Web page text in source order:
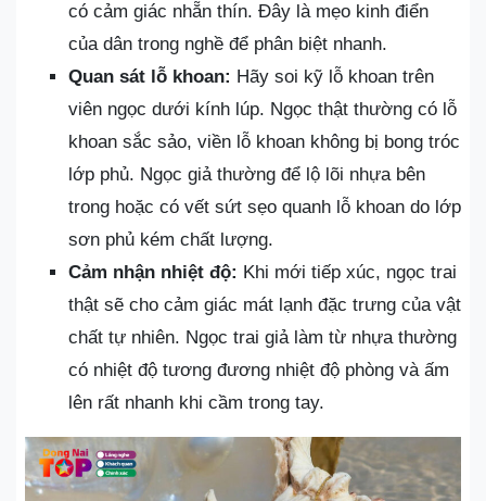
có cảm giác nhẵn thín. Đây là mẹo kinh điển
của dân trong nghề để phân biệt nhanh.
Quan sát lỗ khoan: Hãy soi kỹ lỗ khoan trên
viên ngọc dưới kính lúp. Ngọc thật thường có lỗ
khoan sắc sảo, viền lỗ khoan không bị bong tróc
lớp phủ. Ngọc giả thường để lộ lõi nhựa bên
trong hoặc có vết sứt sẹo quanh lỗ khoan do lớp
sơn phủ kém chất lượng.
Cảm nhận nhiệt độ: Khi mới tiếp xúc, ngọc trai
thật sẽ cho cảm giác mát lạnh đặc trưng của vật
chất tự nhiên. Ngọc trai giả làm từ nhựa thường
có nhiệt độ tương đương nhiệt độ phòng và ấm
lên rất nhanh khi cầm trong tay.